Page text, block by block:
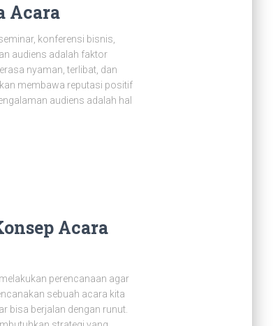
Acara
konferensi bisnis,
audiens adalah faktor
nyaman, terlibat, dan
membawa reputasi positif
audiens adalah hal
Acara
perencanaan agar
sebuah acara kita
bisa berjalan dengan runut.